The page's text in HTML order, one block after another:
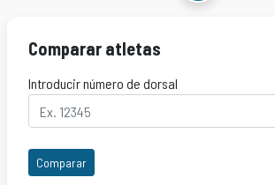
Comparar atletas
Introducir número de dorsal
Comparar